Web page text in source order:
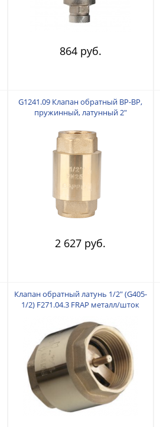
864 руб.
G1241.09 Клапан обратный ВР-ВР,
пружинный, латунный 2"
2 627 руб.
Клапан обратный латунь 1/2" (G405-
1/2) F271.04.3 FRAP металл/шток